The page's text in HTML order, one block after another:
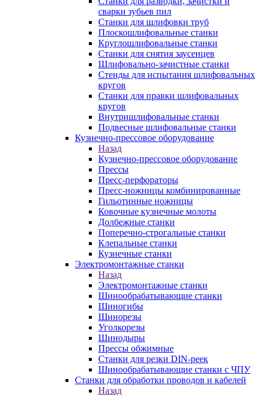
сварки зубьев пил
Станки для шлифовки труб
Плоскошлифовальные станки
Круглошлифовальные станки
Станки для снятия заусенцев
Шлифовально-зачистные станки
Стенды для испытания шлифовальных
кругов
Станки для правки шлифовальных
кругов
Внутришлифовальные станки
Подвесные шлифовальные станки
Кузнечно-прессовое оборудование
Назад
Кузнечно-прессовое оборудование
Прессы
Пресс-перфораторы
Пресс-ножницы комбинированные
Гильотинные ножницы
Ковочные кузнечные молоты
Долбежные станки
Поперечно-строгальные станки
Клепальные станки
Кузнечные станки
Электромонтажные станки
Назад
Электромонтажные станки
Шинообрабатывающие станки
Шиногибы
Шинорезы
Уголкорезы
Шинодыры
Прессы обжимные
Станки для резки DIN-реек
Шинообрабатывающие станки с ЧПУ
Станки для обработки проводов и кабелей
Назад